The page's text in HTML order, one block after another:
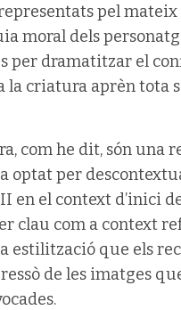
pel
moral dels
per dramatitzar el
la criatura aprèn tota
com he dit, són una
optat per
en el context d’inici
clau com a context
estilització que els
de les imatges